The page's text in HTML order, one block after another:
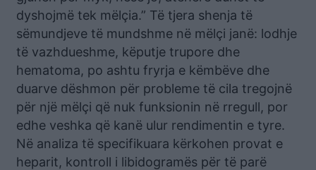
dyshojmë tek mëlçia.” Të tjera shenja të
sëmundjeve të mundshme në mëlçi janë: lodhje
të vazhdueshme, këputje trupore dhe
hematoma, po ashtu fryrja e këmbëve dhe
duarve dëshmon për probleme të cila tregojnë
për një mëlçi që nuk funksionin në rregull, por
edhe veshka që kanë ulur rendimentin e tyre.
Në analiza të specifikuara kërkohen provat e
heparit, kontroll i libidogramës për të parë